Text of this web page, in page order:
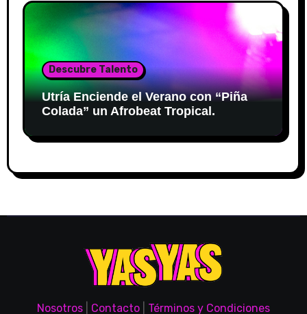
Descubre Talento
Utría Enciende el Verano con “Piña
Colada” un Afrobeat Tropical.
Nosotros Contacto Términos y Condiciones